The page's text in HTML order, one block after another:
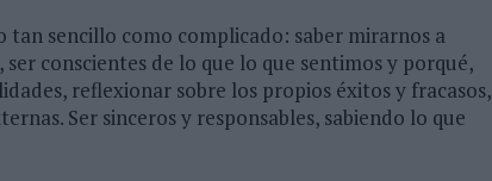
tan sencillo como complicado: saber mirarnos a
conscientes de lo que lo que sentimos y porqué,
reflexionar sobre los propios éxitos y fracasos,
Ser sinceros y responsables, sabiendo lo que